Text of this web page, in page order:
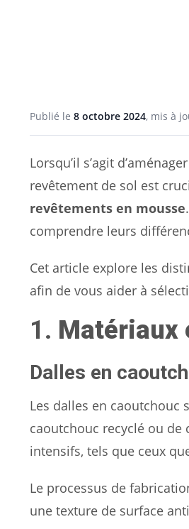
Publié le 8 octobre 2024, mis à
Lorsqu’il s’agit
revêtement de sol est
revêtements en mousse
comprendre leurs
Cet article explore les
afin de vous aider à
1. Matériaux
Dalles en
Les dalles en caoutchouc
caoutchouc recyclé ou de
intensifs, tels que ceux
Le processus de
une texture de surface